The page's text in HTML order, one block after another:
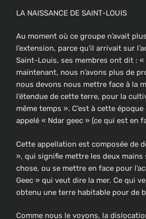
LA NAISSANCE DE SAINT-LOUIS
Au moment où ce groupe n’avait
l’extension, parce qu’il arrivait sur
Saint-Louis, ses membres ont dit :
maintenant, nous n’avons plus de
nous devons nous mettre face à la
l’étendue de cette terre, pour la
même temps ». C’est à cette époque
appelé « Ndar geec » (ce qui est en
Cette appellation est composée de
», qui signifie mettre les deux mains
chose, ou se mettre en face pour
Geec » qui veut dire la mer. Ce qui
obtenu une terre habitable pour de
Comme nous le voyons, la